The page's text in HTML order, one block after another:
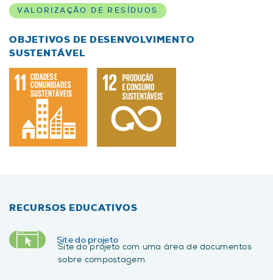
VALORIZAÇÃO DE RESÍDUOS
OBJETIVOS DE DESENVOLVIMENTO
SUSTENTÁVEL
RECURSOS EDUCATIVOS
Site do projeto
Site do projeto com uma área de documentos
sobre compostagem.